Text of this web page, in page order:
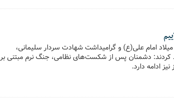
خانواده‌های شهیدان جنگ ۱۲ روزه، با تبریک میلاد امام علی(ع) و گرامیداشت شهادت سردار سلیمانی،
کردند: دشمنان پس از شکست‌های نظامی، جنگ نرم مبتنی بر
ادامه دارد.